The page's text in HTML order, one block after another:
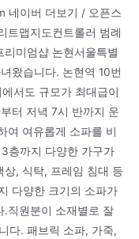
네이버 더보기 / 오픈스
트맵지도컨트롤러 범례
미엄샵 논현서울특별
왔습니다. 논현역 10번
서도 규모가 최대급이
터 저녁 7시 반까지 운
여 여유롭게 소파를 비
층까지 다양한 가구가
상, 식탁, 프레임 침대 등
다양한 크기의 소파가
.직원분이 소재별로 잘
다. 패브릭 소파, 가죽,